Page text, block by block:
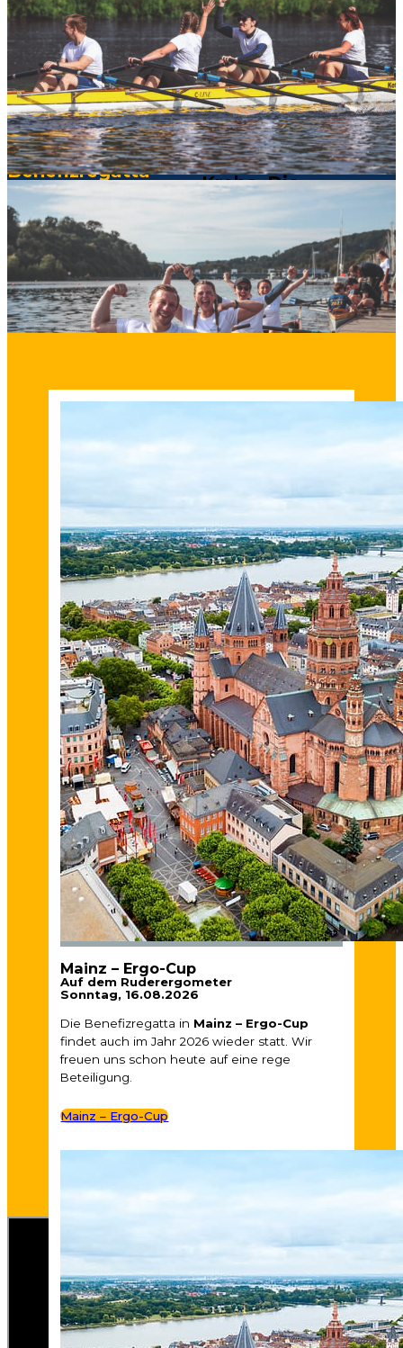
Benefizregatta
»Rudern gegen
Krebs ist eine
Initiative der
Stiftung Leben mit
Krebs. Die
Benefizregatta fand
2005 erstmalig in
Mainz statt.«
Mainz – Ergo-Cup
Auf dem Ruderergometer
Sonntag, 16.08.2026
Die Benefizregatta in Mainz – Ergo-Cup
findet auch im Jahr 2026 wieder statt. Wir
freuen uns schon heute auf eine rege
Beteiligung.
Mainz – Ergo-Cup